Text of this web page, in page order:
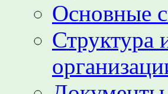
Основные
Структура